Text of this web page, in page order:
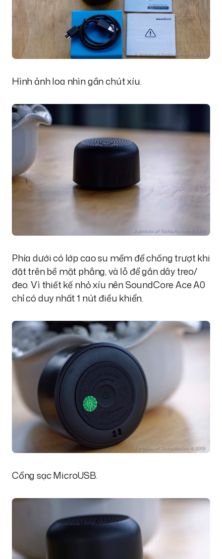
Hình ảnh loa nhìn gần chút xíu.
Phía dưới có lớp cao su mềm để chống trượt khi
đặt trên bề mặt phẳng, và lỗ để gắn dây treo/
đeo. Vì thiết kế nhỏ xíu nên SoundCore Ace A0
chỉ có duy nhất 1 nút điều khiển.
Cổng sạc MicroUSB.